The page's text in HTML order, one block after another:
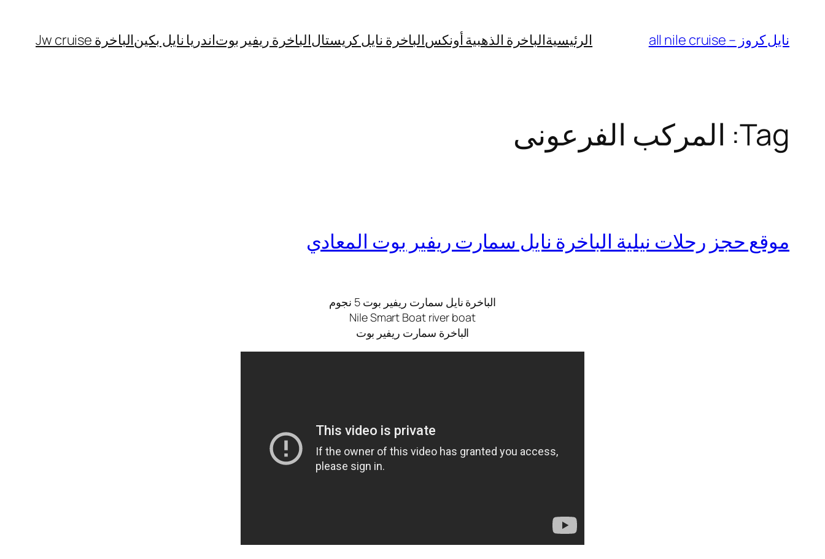
content
نايل كروز – all nile cruise الرئيسيةالباخرة الذهبية أونكسالباخرة نايل كريستالالباخرة ريفير بوتاندريا نايل بكينالباخرة Jw cruise
Tag: المركب الفرعونى
موقع حجز رحلات نيلية الباخرة نايل سمارت ريفير بوت المعادي
الباخرة نايل سمارت ريفير بوت 5 نجوم
Nile Smart Boat river boat
الباخرة سمارت ريفير بوت